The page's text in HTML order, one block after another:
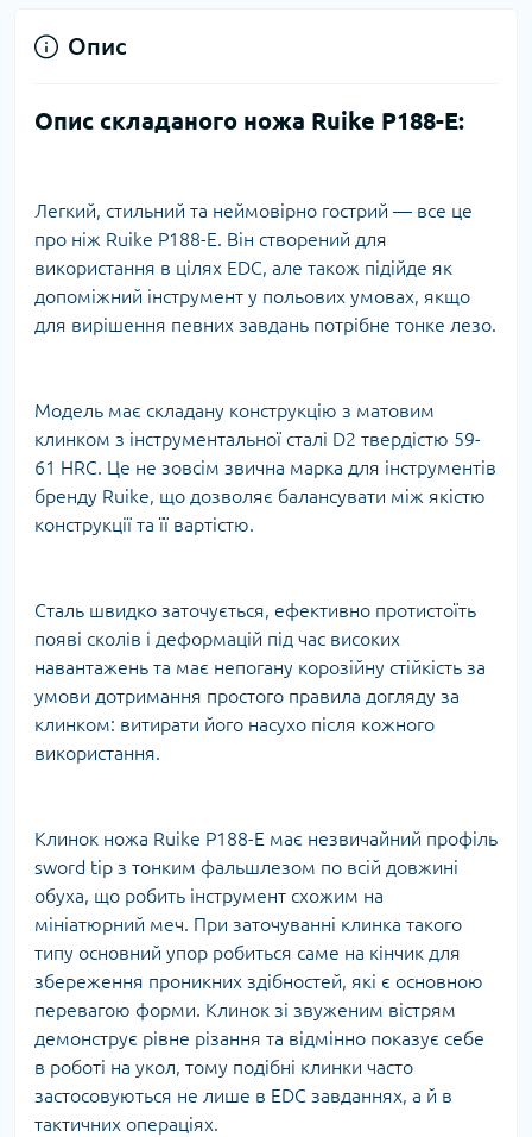
Опис
Опис складаного ножа Ruike P188-E:
Легкий, стильний та неймовірно гострий — все це
про ніж Ruike P188-E. Він створений для
використання в цілях EDC, але також підійде як
допоміжний інструмент у польових умовах, якщо
для вирішення певних завдань потрібне тонке лезо.
Модель має складану конструкцію з матовим
клинком з інструментальної сталі D2 твердістю 59-
61 HRC. Це не зовсім звична марка для інструментів
бренду Ruike, що дозволяє балансувати між якістю
конструкції та її вартістю.
Сталь швидко заточується, ефективно протистоїть
появі сколів і деформацій під час високих
навантажень та має непогану корозійну стійкість за
умови дотримання простого правила догляду за
клинком: витирати його насухо після кожного
використання.
Клинок ножа Ruike P188-E має незвичайний профіль
sword tip з тонким фальшлезом по всій довжині
обуха, що робить інструмент схожим на
мініатюрний меч. При заточуванні клинка такого
типу основний упор робиться саме на кінчик для
збереження проникних здібностей, які є основною
перевагою форми. Клинок зі звуженим вістрям
демонструє рівне різання та відмінно показує себе
в роботі на укол, тому подібні клинки часто
застосовуються не лише в EDC завданнях, а й в
тактичних операціях.